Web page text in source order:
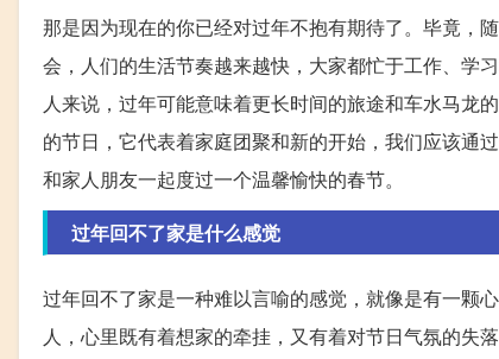
那是因为现在的你已经对过年不抱有期待了。毕竟，
会，人们的生活节奏越来越快，大家都忙于工作、学
人来说，过年可能意味着更长时间的旅途和车水马龙
的节日，它代表着家庭团聚和新的开始，我们应该通
和家人朋友一起度过一个温馨愉快的春节。
过年回不了家是什么感觉
过年回不了家是一种难以言喻的感觉，就像是有一颗
人，心里既有着想家的牵挂，又有着对节日气氛的失